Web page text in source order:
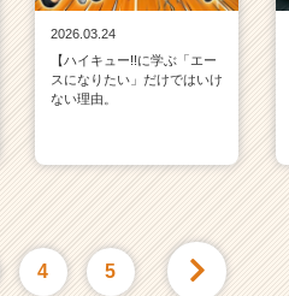
2026.03.24
【ハイキュー!!に学ぶ「エー
スになりたい」だけではいけ
ない理由。
4 5